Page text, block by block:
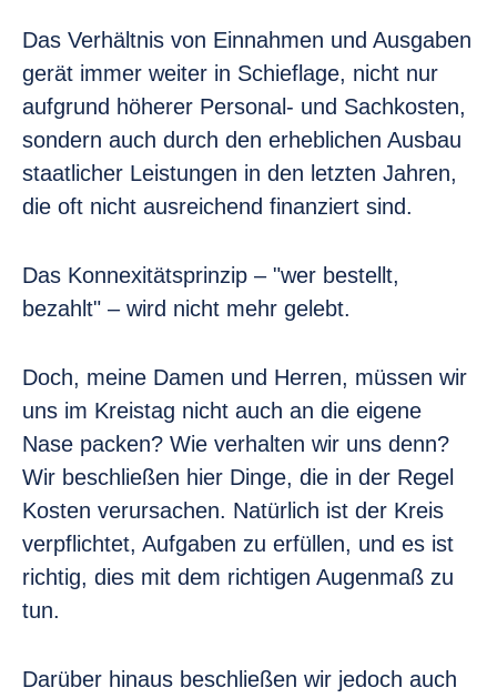
Das Verhältnis von Einnahmen und Ausgaben
gerät immer weiter in Schieflage, nicht nur
aufgrund höherer Personal- und Sachkosten,
sondern auch durch den erheblichen Ausbau
staatlicher Leistungen in den letzten Jahren,
die oft nicht ausreichend finanziert sind.
Das Konnexitätsprinzip – "wer bestellt,
bezahlt" – wird nicht mehr gelebt.
Doch, meine Damen und Herren, müssen wir
uns im Kreistag nicht auch an die eigene
Nase packen? Wie verhalten wir uns denn?
Wir beschließen hier Dinge, die in der Regel
Kosten verursachen. Natürlich ist der Kreis
verpflichtet, Aufgaben zu erfüllen, und es ist
richtig, dies mit dem richtigen Augenmaß zu
tun.
Darüber hinaus beschließen wir jedoch auch